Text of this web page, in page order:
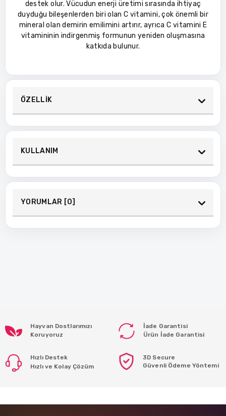
destek olur. Vücudun enerji üretimi sırasında ihtiyaç
duyduğu bileşenlerden biri olan C vitamini, çok önemli bir
mineral olan demirin emilimini artırır, ayrıca C vitamini E
vitamininin indirgenmiş formunun yeniden oluşmasına
katkıda bulunur.
ÖZELLİK
KULLANIM
YORUMLAR [0]
Hayvan Dostlarımızı
Koruyoruz
İade Garantisi
Ürün İade Garantisi
Hızlı Destek
Hızlı ve Kolay Çözüm
3D Secure
Güvenli Ödeme Yöntemi